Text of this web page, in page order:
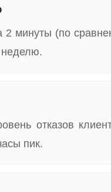
минуты (по
неделю.
отказов
пик.